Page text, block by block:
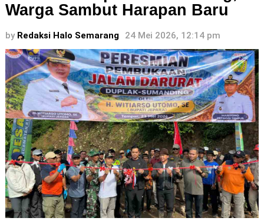
Warga Sambut Harapan Baru
by Redaksi Halo Semarang 24 Mei 2026, 12:14 pm